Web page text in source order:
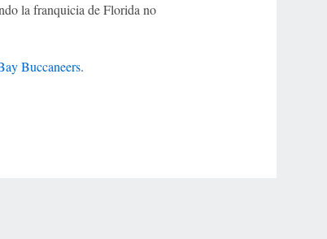
la franquicia de Florida no
Buccaneers.